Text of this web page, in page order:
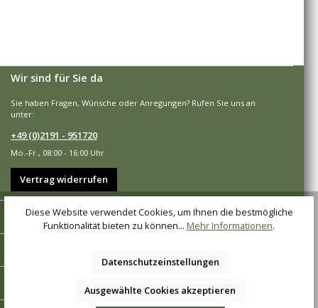
Wir sind für Sie da
Sie haben Fragen, Wünsche oder Anregungen? Rufen Sie uns an
unter:
+49 (0)2191 - 951720
Mo.-Fr., 08:00 - 16:00 Uhr
Vertrag widerrufen
Shop-Service
Diese Website verwendet Cookies, um Ihnen die bestmögliche
Funktionalität bieten zu können... Mehr Informationen.
Datenschutzeinstellungen
Ausgewählte Cookies akzeptieren